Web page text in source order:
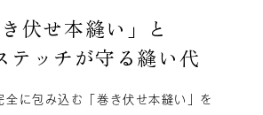
き伏せ本縫い」と
テッチが守る縫い代
全に包み込む「巻き伏せ本縫い」を